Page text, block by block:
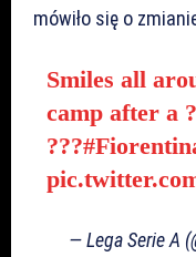
mówiło się o
Smiles all
camp after a
???
— Lega Serie A